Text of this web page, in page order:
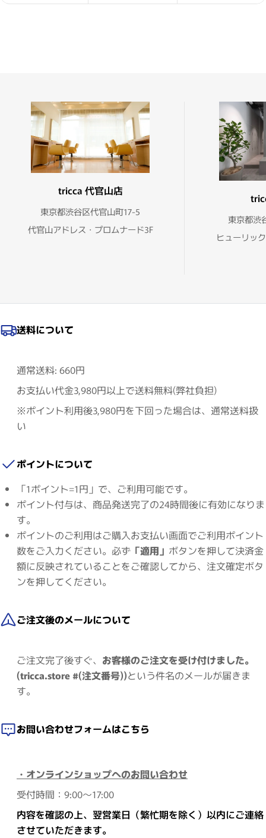
tricca 代官山店
東京都渋谷区代官山町17-5
代官山アドレス・プロムナード3F
東京都渋
ヒューリッ
送料について
通常送料: 660円
お支払い代金3,980円以上で送料無料(弊社負担)
※ポイント利用後3,980円を下回った場合は、通常送料扱
い
ポイントについて
「1ポイント=1円」で、ご利用可能です。
ポイント付与は、商品発送完了の24時間後に有効になりま
す。
ポイントのご利用はご購入お支払い画面でご利用ポイント
数をご入力ください。必ず 「適用」 ボタンを押して決済金
額に反映されていることをご確認してから、注文確定ボタ
ンを押してください。
ご注文後のメールについて
ご注文完了後すぐ、 お客様のご注文を受け付けました。
(tricca.store #(注文番号))という件名のメールが届きま
す。
お問い合わせフォームはこちら
・オンラインショップへのお問い合わせ
受付時間：9:00～17:00
内容を確認の上、翌営業日（繁忙期を除く）以内にご連絡
させていただきます。